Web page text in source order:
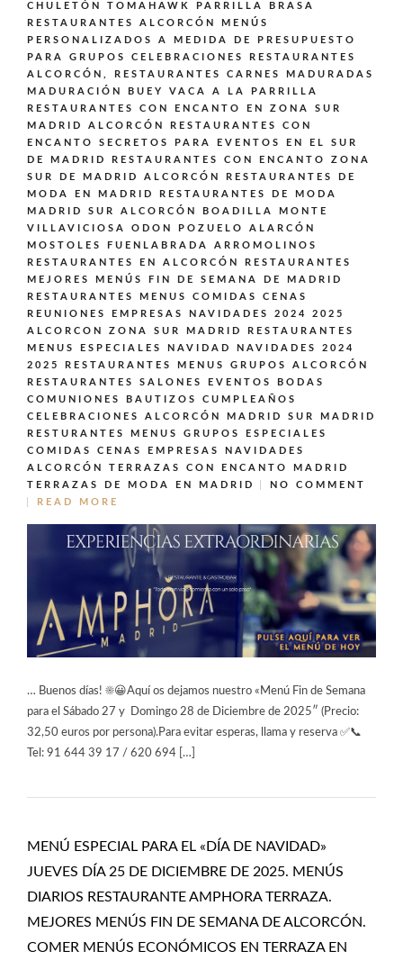
CHULETÓN TOMAHAWK PARRILLA BRASA
RESTAURANTES ALCORCÓN MENÚS
PERSONALIZADOS A MEDIDA DE PRESUPUESTO
PARA GRUPOS CELEBRACIONES
RESTAURANTES
ALCORCÓN,
RESTAURANTES CARNES MADURADAS
MADURACIÓN BUEY VACA A LA PARRILLA
RESTAURANTES CON ENCANTO EN ZONA SUR
MADRID ALCORCÓN
RESTAURANTES CON
ENCANTO SECRETOS PARA EVENTOS EN EL SUR
DE MADRID
RESTAURANTES CON ENCANTO ZONA
SUR DE MADRID ALCORCÓN
RESTAURANTES DE
MODA EN MADRID
RESTAURANTES DE MODA
MADRID SUR ALCORCÓN BOADILLA MONTE
VILLAVICIOSA ODON POZUELO ALARCÓN
MOSTOLES FUENLABRADA ARROMOLINOS
RESTAURANTES EN ALCORCÓN
RESTAURANTES
MEJORES MENÚS FIN DE SEMANA DE MADRID
RESTAURANTES MENUS COMIDAS CENAS
REUNIONES EMPRESAS NAVIDADES 2024 2025
ALCORCON ZONA SUR MADRID
RESTAURANTES
MENUS ESPECIALES NAVIDAD NAVIDADES 2024
2025
RESTAURANTES MENUS GRUPOS ALCORCÓN
RESTAURANTES SALONES EVENTOS BODAS
COMUNIONES BAUTIZOS CUMPLEAÑOS
CELEBRACIONES ALCORCÓN MADRID SUR MADRID
RESTURANTES MENUS GRUPOS ESPECIALES
COMIDAS CENAS EMPRESAS NAVIDADES
ALCORCÓN
TERRAZAS CON ENCANTO MADRID
TERRAZAS DE MODA EN MADRID
NO COMMENT
READ MORE
… Buenos días! ☀️😀Aquí os dejamos nuestro «Menú Fin de Semana
para el Sábado 27 y Domingo 28 de Diciembre de 2025″ (Precio:
32,50 euros por persona).Para evitar esperas, llama y reserva ✅📞
Tel: 91 644 39 17 / 620 694 […]
MENÚ ESPECIAL PARA EL «DÍA DE NAVIDAD»
JUEVES DÍA 25 DE DICIEMBRE DE 2025. MENÚS
DIARIOS RESTAURANTE AMPHORA TERRAZA.
MEJORES MENÚS FIN DE SEMANA DE ALCORCÓN.
COMER MENÚS ECONÓMICOS EN TERRAZA EN